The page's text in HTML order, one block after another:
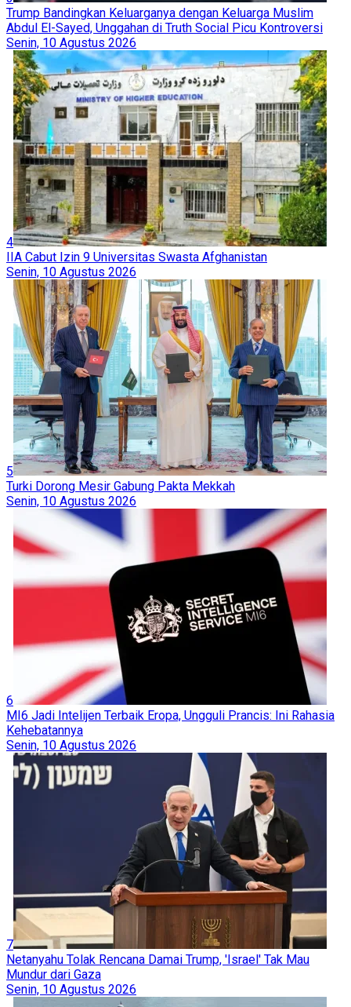
Trump Bandingkan Keluarganya dengan Keluarga Muslim
Abdul El-Sayed, Unggahan di Truth Social Picu Kontroversi
Senin, 10 Agustus 2026
4
IIA Cabut Izin 9 Universitas Swasta Afghanistan
Senin, 10 Agustus 2026
5
Turki Dorong Mesir Gabung Pakta Mekkah
Senin, 10 Agustus 2026
6
MI6 Jadi Intelijen Terbaik Eropa, Ungguli Prancis: Ini Rahasia
Kehebatannya
Senin, 10 Agustus 2026
7
Netanyahu Tolak Rencana Damai Trump, 'Israel' Tak Mau
Mundur dari Gaza
Senin, 10 Agustus 2026